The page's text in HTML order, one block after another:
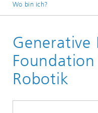
Wo bin ich?
Abteilungen
Generative
Robotik